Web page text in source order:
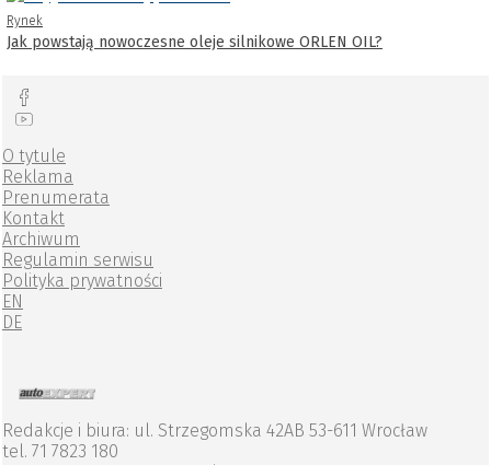
Rynek
Jak powstają nowoczesne oleje silnikowe ORLEN OIL?
O tytule
Reklama
Prenumerata
Kontakt
Archiwum
Regulamin serwisu
Polityka prywatności
EN
DE
Redakcje i biura: ul. Strzegomska 42AB 53-611 Wrocław
tel. 71 7823 180